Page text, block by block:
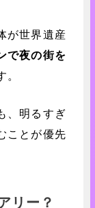
が世界遺産
で夜の街を
、明るすぎ
ことが優先
リー？